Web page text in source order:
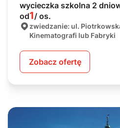
wycieczka szkolna 2
od1/ os.
zwiedzanie: ul.
Kinematografi lub Fabryki
Zobacz ofertę